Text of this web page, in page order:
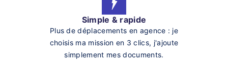
Simple & rapide
Plus de déplacements en agence : je
choisis ma mission en 3 clics, j'ajoute
simplement mes documents.